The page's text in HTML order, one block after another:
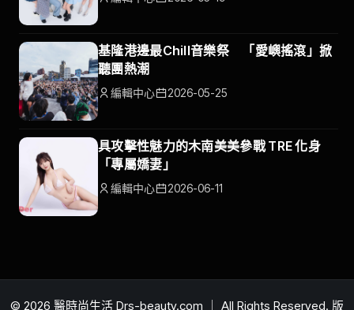
基隆港邊最Chill音樂祭 「愛嶼搖滾」掀
聽團熱潮
編輯中心 2026-05-25
具攻擊性魅力的木南美美參戰 TRE 化身
「專屬嬌妻」
編輯中心 2026-06-11
© 2026 醫時尚生活 Drs-beauty.com ｜ All Rights Reserved. 版